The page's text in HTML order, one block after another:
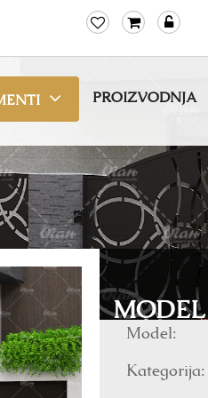
PROIZVODNJA
MODEL
Model:
Kategorija: